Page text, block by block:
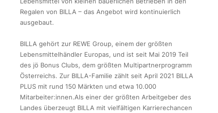
Regalen von BILLA – das Angebot wird kontinuierlich
ausgebaut.
BILLA gehört zur REWE Group, einem der größten
Lebensmittelhändler Europas, und ist seit Mai 2019 Teil
des jö Bonus Clubs, dem größten Multipartnerprogramm
Österreichs. Zur BILLA-Familie zählt seit April 2021 BILLA
PLUS mit rund 150 Märkten und etwa 10.000
Mitarbeiter:innen.Als einer der größten Arbeitgeber des
Landes überzeugt BILLA mit vielfältigen Karrierechancen